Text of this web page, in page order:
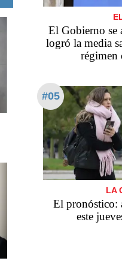
El Gobierno se
logró la media
régimen
#05
LA
El pronóstico:
este